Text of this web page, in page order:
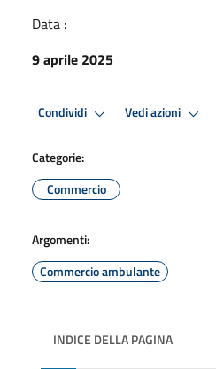
Data :
9 aprile 2025
Condividi Vedi azioni
Categorie:
Commercio
Argomenti:
Commercio ambulante
INDICE DELLA PAGINA